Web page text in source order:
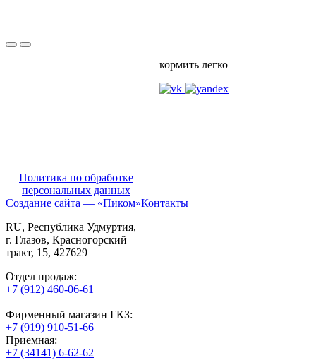
кормить легко
Политика по обработке
персональных данных
Создание сайта — «Пиком»Контакты
RU, Республика Удмуртия,
г. Глазов, Красногорский
тракт, 15, 427629
Отдел продаж:
+7 (912) 460-06-61
Фирменный магазин ГКЗ:
+7 (919) 910-51-66
Приемная:
+7 (34141) 6-62-62